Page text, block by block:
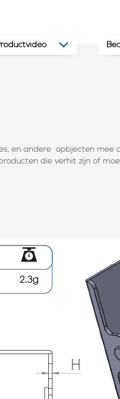
en andere opbjecten mee
die verhit zijn of